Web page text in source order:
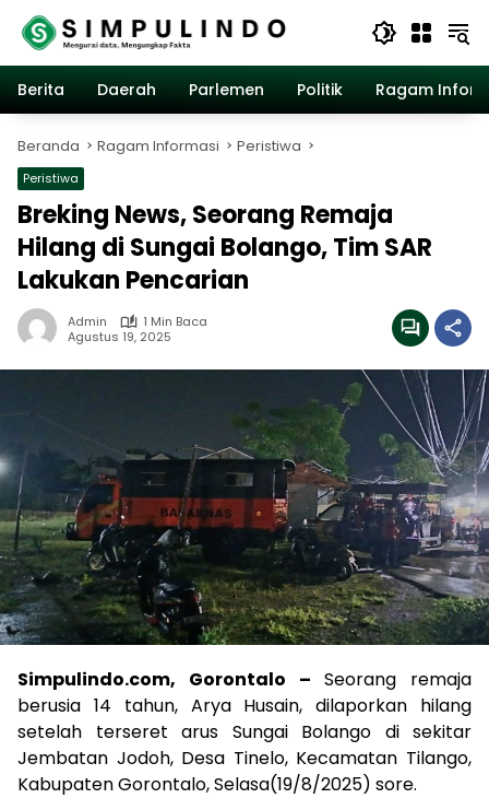
Langsung
konten
Berita
Daerah Parlemen Politik Ragam
Beranda Ragam Informasi Peristiwa
Peristiwa
Breking News, Seorang Remaja
Hilang di Sungai Bolango, Tim SAR
Lakukan Pencarian
Admin
1 Min Baca
Agustus 19, 2025
Simpulindo.com, Gorontalo – Seorang remaja
berusia 14 tahun, Arya Husain, dilaporkan hilang
setelah terseret arus Sungai Bolango di sekitar
Jembatan Jodoh, Desa Tinelo, Kecamatan Tilango,
Kabupaten Gorontalo, Selasa(19/8/2025) sore.